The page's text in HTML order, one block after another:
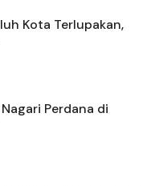
Kota Terlupakan,
Perdana di